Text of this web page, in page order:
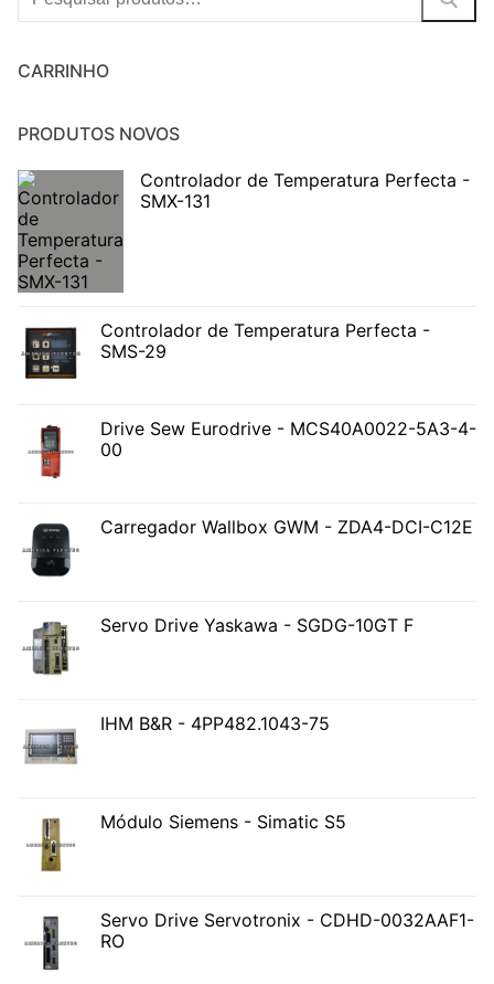
CARRINHO
PRODUTOS NOVOS
Controlador de Temperatura Perfecta -
SMX-131
Controlador de Temperatura Perfecta -
SMS-29
Drive Sew Eurodrive - MCS40A0022-5A3-4-
00
Carregador Wallbox GWM - ZDA4-DCI-C12E
Servo Drive Yaskawa - SGDG-10GT F
IHM B&R - 4PP482.1043-75
Módulo Siemens - Simatic S5
Servo Drive Servotronix - CDHD-0032AAF1-
RO